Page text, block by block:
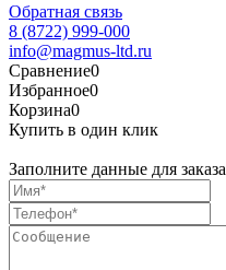
Обратная связь
8 (8722) 999-000
info@magmus-ltd.ru
Сравнение0
Избранное0
Корзина0
Купить в один клик
Заполните данные для заказа